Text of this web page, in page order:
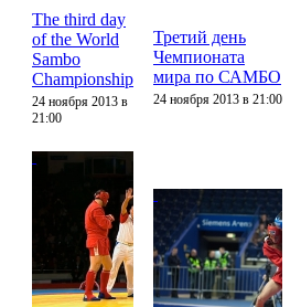
The third day
of the World
Sambo
Championship
24 ноября 2013 в
21:00
Третий день
Чемпионата
мира по САМБО
24 ноября 2013 в 21:00